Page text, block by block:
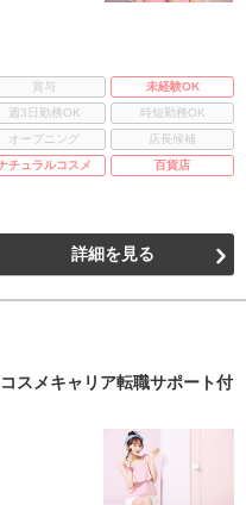
賞与
未経験OK
週3日勤務OK
時短勤務OK
オープニング
店長候補
チュラルコスメ 百貨店
詳細を見る
スメキャリア転職サポート付